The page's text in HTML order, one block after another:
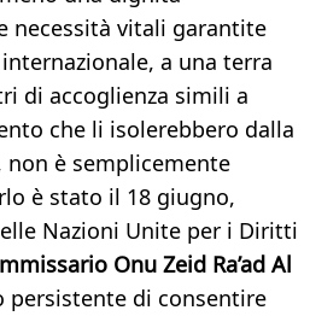
necessità vitali garantite
a una terra
di accoglienza simili a
che li isolerebbero dalla
è semplicemente
è stato il 18 giugno,
Nazioni Unite per i Diritti
Onu Zeid Ra’ad Al
persistente di consentire